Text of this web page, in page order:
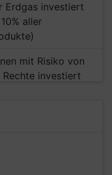
Erdgas investiert
aller
mit Risiko von
investiert
investiert (Teil
untersuchten